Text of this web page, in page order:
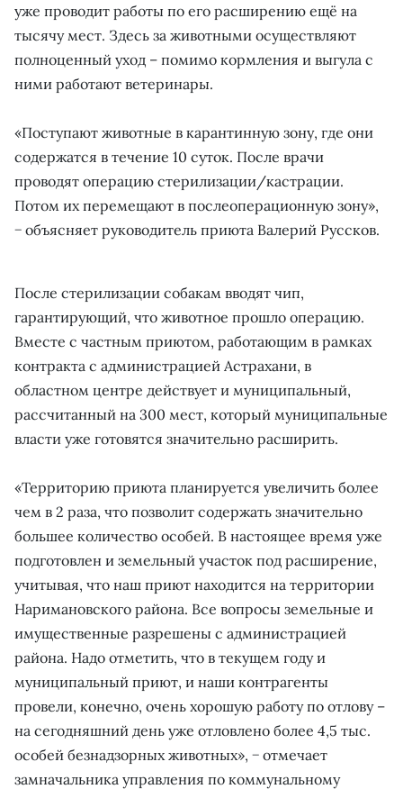
уже проводит работы по его расширению ещё на
тысячу мест. Здесь за животными осуществляют
полноценный уход – помимо кормления и выгула с
ними работают ветеринары.
«Поступают животные в карантинную зону, где они
содержатся в течение 10 суток. После врачи
проводят операцию стерилизации/кастрации.
Потом их перемещают в послеоперационную зону»,
− объясняет руководитель приюта Валерий Руссков.
После стерилизации собакам вводят чип,
гарантирующий, что животное прошло операцию.
Вместе с частным приютом, работающим в рамках
контракта с администрацией Астрахани, в
областном центре действует и муниципальный,
рассчитанный на 300 мест, который муниципальные
власти уже готовятся значительно расширить.
«Территорию приюта планируется увеличить более
чем в 2 раза, что позволит содержать значительно
большее количество особей. В настоящее время уже
подготовлен и земельный участок под расширение,
учитывая, что наш приют находится на территории
Наримановского района. Все вопросы земельные и
имущественные разрешены с администрацией
района. Надо отметить, что в текущем году и
муниципальный приют, и наши контрагенты
провели, конечно, очень хорошую работу по отлову –
на сегодняшний день уже отловлено более 4,5 тыс.
особей безнадзорных животных», − отмечает
замначальника управления по коммунальному